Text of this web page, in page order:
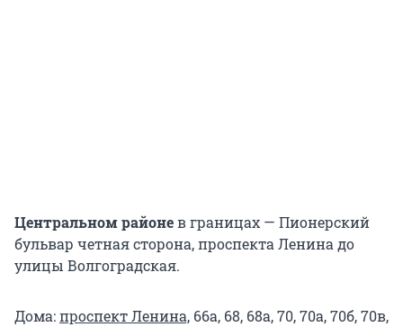
Центральном районев границах — Пионерский
бульвар четная сторона, проспекта Ленина до
улицы Волгоградская.
Дома:проспект Ленина, 66а, 68, 68а, 70, 70а, 70б, 70в,